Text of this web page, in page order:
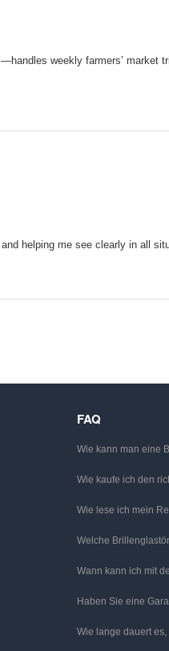
weekly farmers’
helping me see clearly in all
FAQ
Wie kann man eine
Wie kaufe ich den
Wie lese ich mein
Welche
Wann kann ich mit
Haben Sie eine
Wie lange dauert